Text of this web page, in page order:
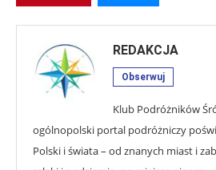
REDAKCJA
Obserwuj
Klub Podróżników
ogólnopolski portal podróżniczy
Polski i świata – od znanych miast i